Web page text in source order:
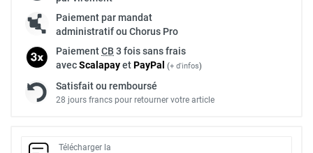
Paiement par mandat
administratif ou Chorus Pro
PaiementCB 3 fois sans frais
avecScalapayetPayPal (+ d'infos)
Satisfait ou remboursé
28 jours francs pour retourner votre article
Télécharger la